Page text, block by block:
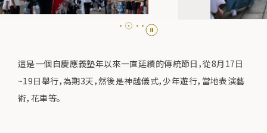
這是一個自慶應義塾年以來一直延續的傳統節日，從8月17日
~19日舉行，為期3天，然後是神越儀式，少年遊行，當地表演藝
術，花車等。